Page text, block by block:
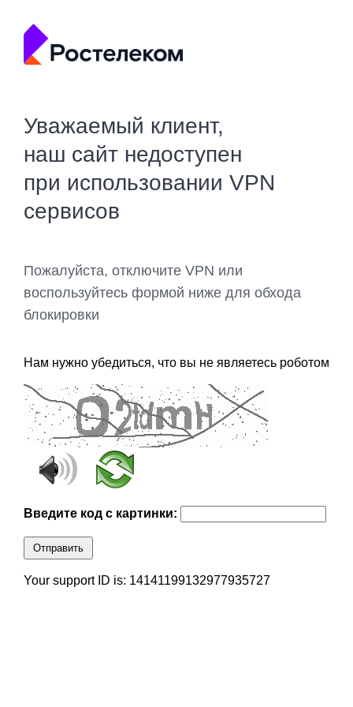
Уважаемый клиент,
наш сайт недоступен
при использовании VPN
сервисов
Пожалуйста, отключите VPN или
воспользуйтесь формой ниже для обхода
блокировки
Нам нужно убедиться, что вы не являетесь роботом
Введите код с картинки:
Отправить
Your support ID is: 14141199132977935727